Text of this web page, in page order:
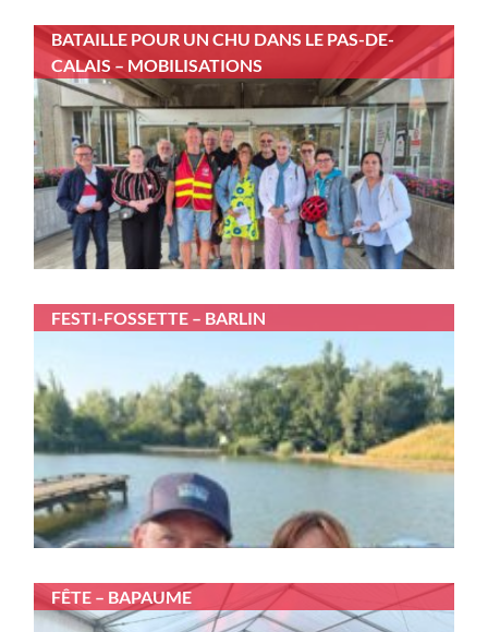
BATAILLE POUR UN CHU DANS LE PAS-DE-
CALAIS – MOBILISATIONS
FESTI-FOSSETTE – BARLIN
FÊTE – BAPAUME